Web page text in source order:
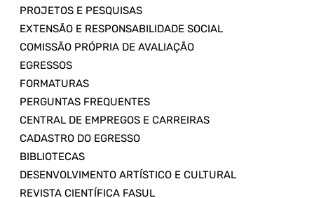
PROJETOS E PESQUISAS
EXTENSÃO E RESPONSABILIDADE SOCIAL
COMISSÃO PRÓPRIA DE AVALIAÇÃO
EGRESSOS
FORMATURAS
PERGUNTAS FREQUENTES
CENTRAL DE EMPREGOS E CARREIRAS
CADASTRO DO EGRESSO
BIBLIOTECAS
DESENVOLVIMENTO ARTÍSTICO E CULTURAL
REVISTA CIENTÍFICA FASUL